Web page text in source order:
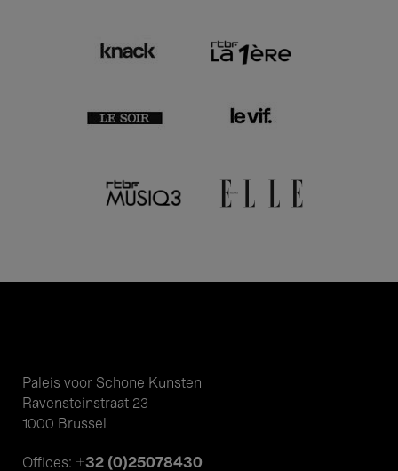
Paleis voor Schone Kunsten
Ravensteinstraat 23
1000 Brussel
Offices: +32 (0)25078430